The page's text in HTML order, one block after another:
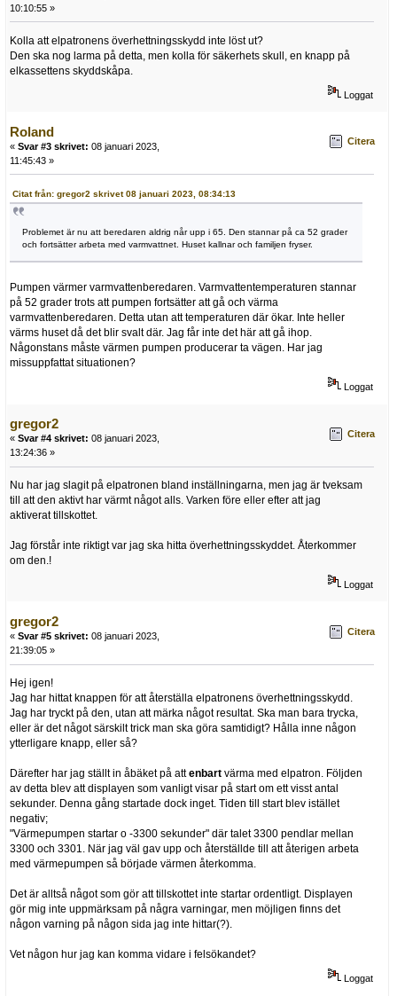
10:10:55 »
Kolla att elpatronens överhettningsskydd inte löst ut?
Den ska nog larma på detta, men kolla för säkerhets skull, en knapp på
elkassettens skyddskåpa.
Loggat
Roland
« Svar #3 skrivet: 08 januari 2023,
11:45:43 »
Citera
Citat från: gregor2 skrivet 08 januari 2023, 08:34:13
Problemet är nu att beredaren aldrig når upp i 65. Den stannar på ca 52 grader
och fortsätter arbeta med varmvattnet. Huset kallnar och familjen fryser.
Pumpen värmer varmvattenberedaren. Varmvattentemperaturen stannar
på 52 grader trots att pumpen fortsätter att gå och värma
varmvattenberedaren. Detta utan att temperaturen där ökar. Inte heller
värms huset då det blir svalt där. Jag får inte det här att gå ihop.
Någonstans måste värmen pumpen producerar ta vägen. Har jag
missuppfattat situationen?
Loggat
gregor2
« Svar #4 skrivet: 08 januari 2023,
13:24:36 »
Citera
Nu har jag slagit på elpatronen bland inställningarna, men jag är tveksam
till att den aktivt har värmt något alls. Varken före eller efter att jag
aktiverat tillskottet.
Jag förstår inte riktigt var jag ska hitta överhettningsskyddet. Återkommer
om den.!
Loggat
gregor2
« Svar #5 skrivet: 08 januari 2023,
21:39:05 »
Citera
Hej igen!
Jag har hittat knappen för att återställa elpatronens överhettningsskydd.
Jag har tryckt på den, utan att märka något resultat. Ska man bara trycka,
eller är det något särskilt trick man ska göra samtidigt? Hålla inne någon
ytterligare knapp, eller så?
Därefter har jag ställt in åbäket på attenbart värma med elpatron. Följden
av detta blev att displayen som vanligt visar på start om ett visst antal
sekunder. Denna gång startade dock inget. Tiden till start blev istället
negativ;
"Värmepumpen startar o -3300 sekunder" där talet 3300 pendlar mellan
3300 och 3301. När jag väl gav upp och återställde till att återigen arbeta
med värmepumpen så började värmen återkomma.
Det är alltså något som gör att tillskottet inte startar ordentligt. Displayen
gör mig inte uppmärksam på några varningar, men möjligen finns det
någon varning på någon sida jag inte hittar(?).
Vet någon hur jag kan komma vidare i felsökandet?
Loggat